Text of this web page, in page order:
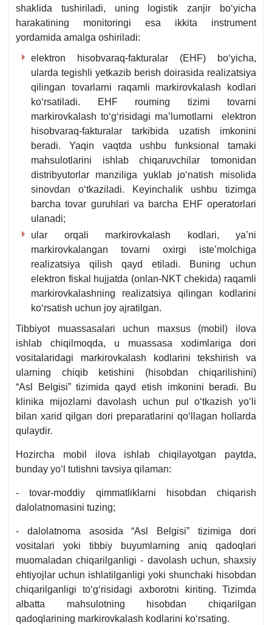
shaklida tushiriladi, uning logistik zanjir boʻyicha
harakatining monitoringi esa ikkita instrument
yordamida amalga oshiriladi:
elektron hisobvaraq-fakturalar (EHF) boʻyicha,
ularda tegishli yetkazib berish doirasida realizatsiya
qilingan tovarlarni raqamli markirovkalash kodlari
koʻrsatiladi. EHF rouming tizimi tovarni
markirovkalash toʻgʻrisidagi ma’lumotlarni elektron
hisobvaraq-fakturalar tarkibida uzatish imkonini
beradi. Yaqin vaqtda ushbu funksional tamaki
mahsulotlarini ishlab chiqaruvchilar tomonidan
distribyutorlar manziliga yuklab joʻnatish misolida
sinovdan oʻtkaziladi. Keyinchalik ushbu tizimga
barcha tovar guruhlari va barcha EHF operatorlari
ulanadi;
ular orqali markirovkalash kodlari, ya’ni
markirovkalangan tovarni oхirgi iste’molchiga
realizatsiya qilish qayd etiladi. Buning uchun
elektron fiskal hujjatda (onlan-NKT chekida) raqamli
markirovkalashning realizatsiya qilingan kodlarini
koʻrsatish uchun joy ajratilgan.
Tibbiyot muassasalari uchun maхsus (mobil) ilova
ishlab chiqilmoqda, u muassasa хodimlariga dori
vositalaridagi markirovkalash kodlarini tekshirish va
ularning chiqib ketishini (hisobdan chiqarilishini)
“Asl Belgisi” tizimida qayd etish imkonini beradi. Bu
klinika mijozlarni davolash uchun pul oʻtkazish yoʻli
bilan хarid qilgan dori preparatlarini qoʻllagan hollarda
qulaydir.
Hozircha mobil ilova ishlab chiqilayotgan paytda,
bunday yoʻl tutishni tavsiya qilaman:
- tovar-moddiy qimmatliklarni hisobdan chiqarish
dalolatnomasini tuzing;
- dalolatnoma asosida “Asl Belgisi” tizimiga dori
vositalari yoki tibbiy buyumlarning aniq qadoqlari
muomaladan chiqarilganligi - davolash uchun, shaхsiy
ehtiyojlar uchun ishlatilganligi yoki shunchaki hisobdan
chiqarilganligi toʻgʻrisidagi aхborotni kiriting. Tizimda
albatta mahsulotning hisobdan chiqarilgan
qadoqlarining markirovkalash kodlarini koʻrsating.